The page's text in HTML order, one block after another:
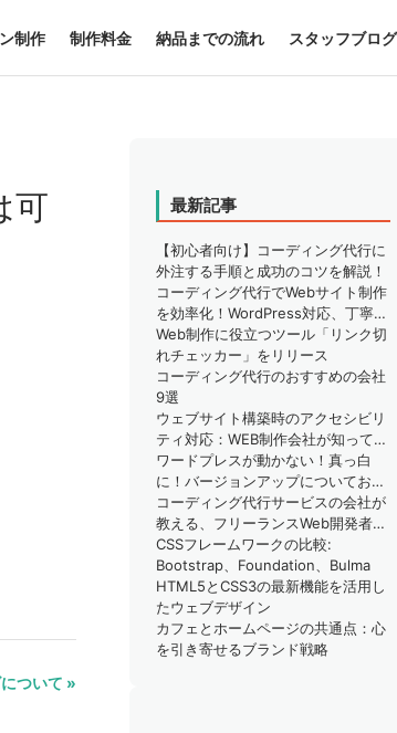
制作 制作料金 納品までの流れ スタッフブログ
可
ついて »
最新記事
【初心者向け】コーディング代行に
外注する手順と成功のコツを解説！
コーディング代行でWebサイト制作
を効率化！WordPress対応、丁寧な
サポートで安心
Web制作に役立つツール「リンク切
れチェッカー」をリリース
コーディング代行のおすすめの会社
9選
ウェブサイト構築時のアクセシビリ
ティ対応：WEB制作会社が知ってお
くべきこと
ワードプレスが動かない！真っ白
に！バージョンアップについてお困
りではありませんか？
コーディング代行サービスの会社が
教える、フリーランスWeb開発者が
知るべきSEO対策のポイント
CSSフレームワークの比較:
Bootstrap、Foundation、Bulma
HTML5とCSS3の最新機能を活用し
たウェブデザイン
カフェとホームページの共通点：心
を引き寄せるブランド戦略